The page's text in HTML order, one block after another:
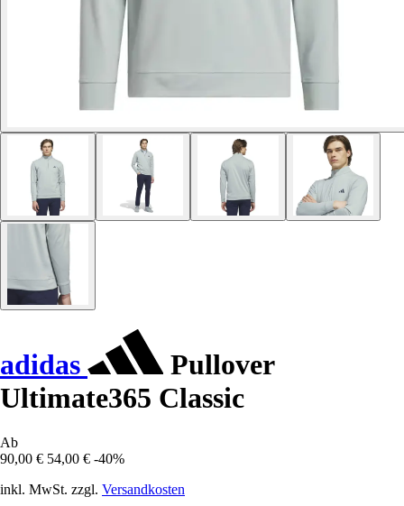
adidas
Pullover
Ultimate365 Classic
Ab
90,00 € 54,00 € -40%
inkl. MwSt. zzgl. Versandkosten